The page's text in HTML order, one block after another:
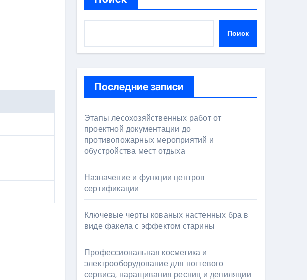
Поиск
Последние записи
Этапы лесохозяйственных работ от
проектной документации до
противопожарных мероприятий и
обустройства мест отдыха
Назначение и функции центров
сертификации
Ключевые черты кованых настенных бра в
виде факела с эффектом старины
Профессиональная косметика и
электрооборудование для ногтевого
сервиса, наращивания ресниц и депиляции